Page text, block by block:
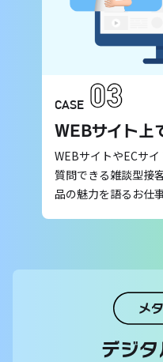
CASE
WEBサイト上
WEBサイトやECサ
質問できる雑談型接
品の魅力を語るお仕事
メ
デジタ